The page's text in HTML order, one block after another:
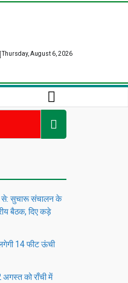
Thursday, August 6, 2026
से: सुचारू संचालन के
बैठक, दिए कड़े
14 फीट ऊंची
को राँची में